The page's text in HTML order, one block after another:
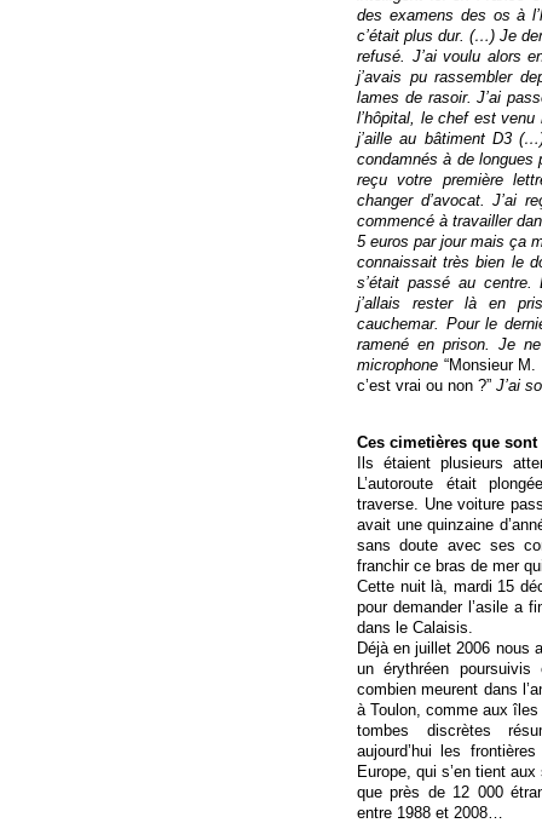
des examens des os à
c’était plus dur. (…) Je
refusé. J’ai voulu alors
j’avais pu rassembler
lames de rasoir. J’ai
l’hôpital, le chef est
j’aille au bâtiment D3
condamnés à de longues
reçu votre première
changer d’avocat. J’ai
commencé à travailler
5 euros par jour mais ça
connaissait très bien le
s’était passé au
j’allais rester là en
cauchemar. Pour le
ramené en prison. Je
microphone “Monsieur
c’est vrai ou non ?” J’ai
Ces cimetières que
Ils étaient plusieurs
L’autoroute était
traverse. Une voiture
avait une quinzaine
sans doute avec ses
franchir ce bras de mer
Cette nuit là, mardi 15
pour demander l’asile a
dans le Calaisis.
Déjà en juillet 2006 nous
un érythréen
combien meurent dans
à Toulon, comme aux
tombes discrètes
aujourd’hui les
Europe, qui s’en tient
que près de 12 000
entre 1988 et 2008…